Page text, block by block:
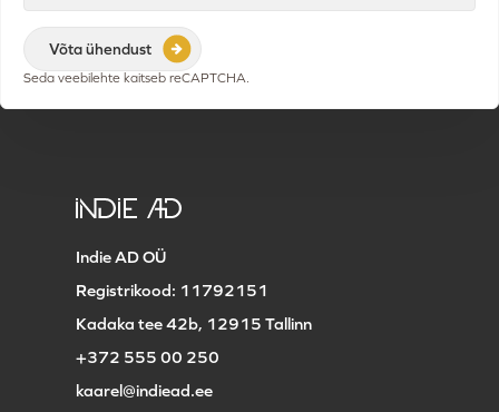
Seda veebilehte kaitseb reCAPTCHA.
Indie AD OÜ
Registrikood: 11792151
Kadaka tee 42b, 12915 Tallinn
+372 555 00 250
kaarel@indiead.ee